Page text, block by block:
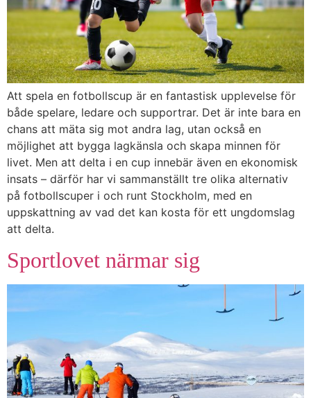
Att spela en fotbollscup är en fantastisk upplevelse för
både spelare, ledare och supportrar. Det är inte bara en
chans att mäta sig mot andra lag, utan också en
möjlighet att bygga lagkänsla och skapa minnen för
livet. Men att delta i en cup innebär även en ekonomisk
insats – därför har vi sammanställt tre olika alternativ
på fotbollscuper i och runt Stockholm, med en
uppskattning av vad det kan kosta för ett ungdomslag
att delta.
Sportlovet närmar sig